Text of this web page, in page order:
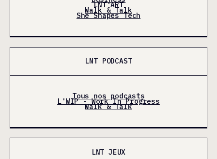
LNT'ART
Walk & Talk
She Shapes Tech
LNT PODCAST
Tous nos podcasts
L'WIP - Work In Progress
Walk & Talk
LNT JEUX